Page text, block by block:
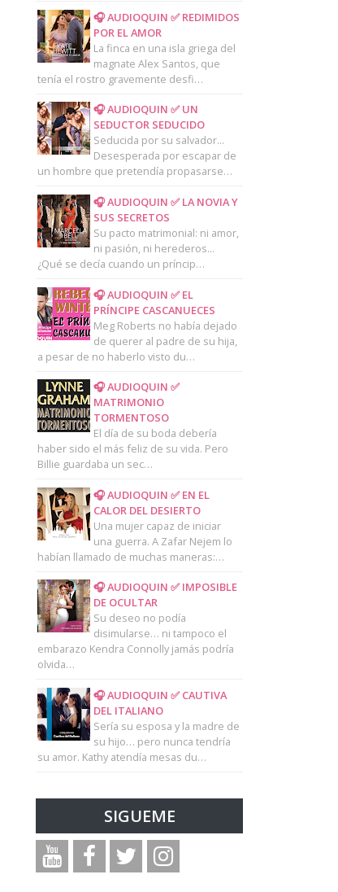
🎧 AUDIOQUIN ✅ REDIMIDOS
POR EL AMOR
La finca en una isla griega del
magnate Alex Santos, que
tenía el rostro gravemente desfi…
🎧 AUDIOQUIN ✅ UN
SEDUCTOR SEDUCIDO
Seducida por su salvador...
Desesperada por escapar de
un hombre que pretendía propasarse…
🎧 AUDIOQUIN ✅ LA NOVIA Y
SUS SECRETOS
Su pacto matrimonial: ni amor,
ni pasión, ni herederos...
¿Qué se decía cuando un príncip…
🎧 AUDIOQUIN ✅ EL
PRÍNCIPE CASCANUECES
Meg Roberts no había dejado
de querer al padre de su hija,
a pesar de no haberlo visto du…
🎧 AUDIOQUIN ✅
MATRIMONIO
TORMENTOSO
El día de su boda debería
haber sido el más feliz de su vida. Pero
Billie guardaba un sec…
🎧 AUDIOQUIN ✅ EN EL
CALOR DEL DESIERTO
Una mujer capaz de iniciar
una guerra. A Zafar Nejem lo
habían llamado de muchas maneras:…
🎧 AUDIOQUIN ✅ IMPOSIBLE
DE OCULTAR
Su deseo no podía
disimularse… ni tampoco el
embarazo Kendra Connolly jamás podría
olvida…
🎧 AUDIOQUIN ✅ CAUTIVA
DEL ITALIANO
Sería su esposa y la madre de
su hijo… pero nunca tendría
su amor. Kathy atendía mesas du…
SIGUEME